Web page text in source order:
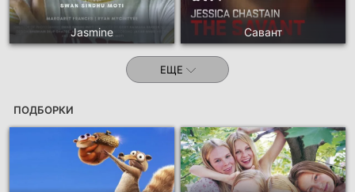
Jasmine Савант
ЕЩЕ
ПОДБОРКИ